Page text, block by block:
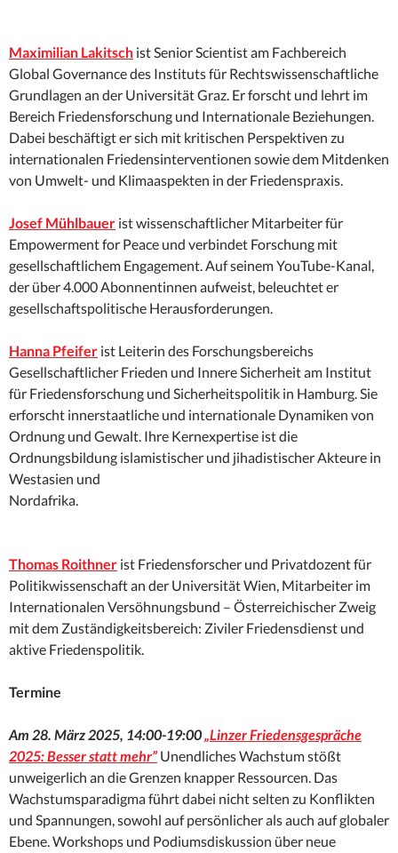
Maximilian Lakitsch ist Senior Scientist am Fachbereich
Global Governance des Instituts für Rechtswissenschaftliche
Grundlagen an der Universität Graz. Er forscht und lehrt im
Bereich Friedensforschung und Internationale Beziehungen.
Dabei beschäftigt er sich mit kritischen Perspektiven zu
internationalen Friedensinterventionen sowie dem Mitdenken
von Umwelt- und Klimaaspekten in der Friedenspraxis.
Josef Mühlbauer ist wissenschaftlicher Mitarbeiter für
Empowerment for Peace und verbindet Forschung mit
gesellschaftlichem Engagement. Auf seinem YouTube-Kanal,
der über 4.000 Abonnentinnen aufweist, beleuchtet er
gesellschaftspolitische Herausforderungen.
Hanna Pfeifer ist Leiterin des Forschungsbereichs
Gesellschaftlicher Frieden und Innere Sicherheit am Institut
für Friedensforschung und Sicherheitspolitik in Hamburg. Sie
erforscht innerstaatliche und internationale Dynamiken von
Ordnung und Gewalt. Ihre Kernexpertise ist die
Ordnungsbildung islamistischer und jihadistischer Akteure in
Westasien und
Nordafrika.
Thomas Roithner ist Friedensforscher und Privatdozent für
Politikwissenschaft an der Universität Wien, Mitarbeiter im
Internationalen Versöhnungsbund – Österreichischer Zweig
mit dem Zuständigkeitsbereich: Ziviler Friedensdienst und
aktive Friedenspolitik.
Termine
Am 28. März 2025, 14:00-19:00„Linzer Friedensgespräche
2025: Besser statt mehr” Unendliches Wachstum stößt
unweigerlich an die Grenzen knapper Ressourcen. Das
Wachstumsparadigma führt dabei nicht selten zu Konflikten
und Spannungen, sowohl auf persönlicher als auch auf globaler
Ebene. Workshops und Podiumsdiskussion über neue